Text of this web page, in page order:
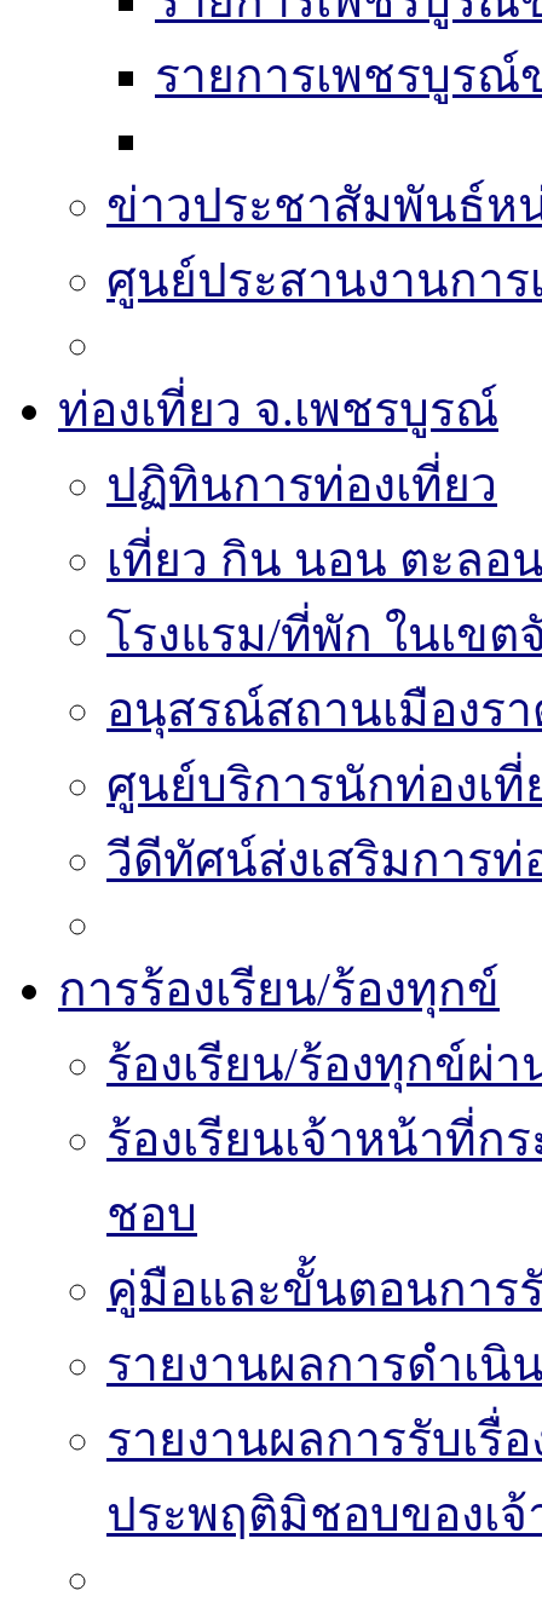
รายการเพชรบูรณ์
ข่าวประชาสัมพันธ์ห
ศูนย์ประสานงานการ
ท่องเที่ยว จ.เพชรบูรณ์
ปฏิทินการท่องเที่ยว
เที่ยว กิน นอน ตะลอ
โรงแรม/ที่พัก ในเข
อนุสรณ์สถานเมืองร
ศูนย์บริการนักท่องเที่
วีดีทัศน์ส่งเสริมการท่
การร้องเรียน/ร้องทุกข์
ร้องเรียน/ร้องทุกข์ผ่
ร้องเรียนเจ้าหน้าที่ก
ชอบ
คู่มือและขั้นตอนการรั
รายงานผลการดำเนิ
รายงานผลการรับเรื่
ประพฤติมิชอบของเ